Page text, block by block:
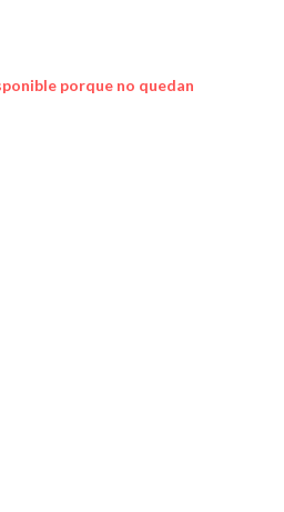
porque no quedan